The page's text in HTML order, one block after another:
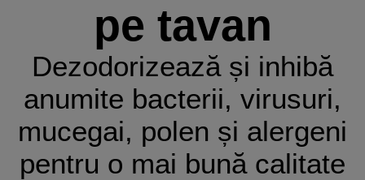
pe tavan
Dezodorizează și inhibă
anumite bacterii, virusuri,
mucegai, polen și alergeni
pentru o mai bună calitate